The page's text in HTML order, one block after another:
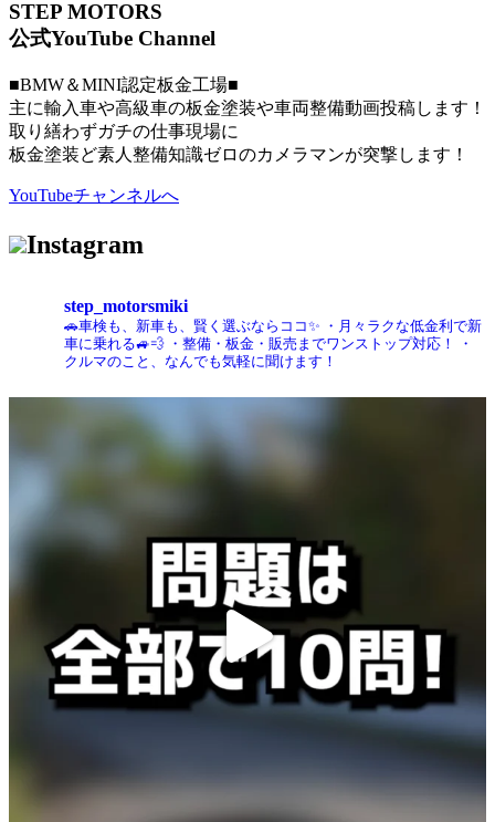
STEP MOTORS
公式YouTube Channel
■BMW＆MINI認定板金工場■
主に輸入車や高級車の板金塗装や車両整備動画投稿します！
取り繕わずガチの仕事現場に
板金塗装ど素人整備知識ゼロのカメラマンが突撃します！
YouTubeチャンネルへ
Instagram
step_motorsmiki
🚗車検も、新車も、賢く選ぶならココ✨ ・月々ラクな低金利で新
車に乗れる🚙💨 ・整備・板金・販売までワンストップ対応！
・
クルマのこと、なんでも気軽に聞けます！